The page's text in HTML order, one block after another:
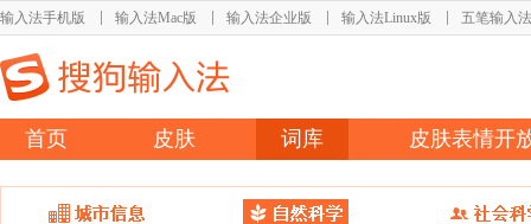
输入法手机版 输入法Mac版 输入法企业版 输入法Linux版 五笔输入法
首页 皮肤 词库 皮肤表情开